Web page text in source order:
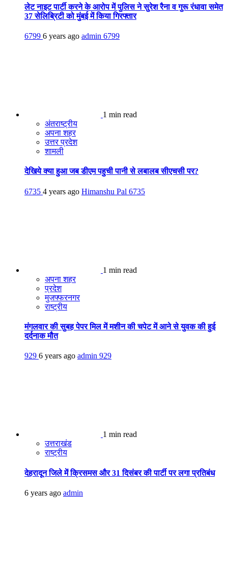
लेट नाइट पार्टी करने के आरोप में पुलिस ने सुरेश रैना व गुरू रंधावा समेत
37 सेलिब्रिटी को मुंबई में किया गिरफ्तार
6799 6 years ago admin 6799
1 min read
अंतराष्ट्रीय
अपना शहर
उत्तर प्रदेश
शामली
देखिये क्या हुआ जब डीएम पहुची पानी से लबालब सीएचसी पर?
6735 4 years ago Himanshu Pal 6735
1 min read
अपना शहर
प्रदेश
मुजफ्फरनगर
राष्ट्रीय
मंगलवार की सुबह पेपर मिल में मशीन की चपेट में आने से युवक की हुई
दर्दनाक मौत
929 6 years ago admin 929
1 min read
उत्तराखंड
राष्ट्रीय
देहरादून जिले में क्रिसमस और 31 दिसंबर की पार्टी पर लगा प्रतिबंध
6 years ago admin